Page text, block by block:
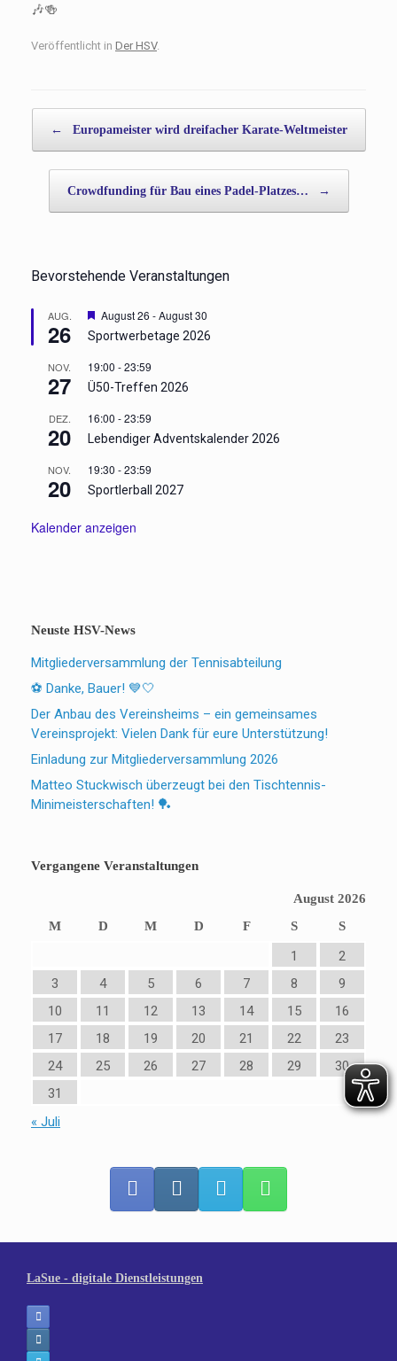
🎶🍻
Veröffentlicht in Der HSV.
←
Europameister wird dreifacher Karate-Weltmeister
Crowdfunding für Bau eines Padel-Platzes… →
Bevorstehende Veranstaltungen
AUG.
26
Hervorgehoben
August 26 -August 30
Sportwerbetage 2026
NOV.
27
19:00 -23:59
Ü50-Treffen 2026
DEZ.
20
16:00 -23:59
Lebendiger Adventskalender 2026
NOV.
20
19:30 -23:59
Sportlerball 2027
Kalender anzeigen
Neuste HSV-News
Mitgliederversammlung der Tennisabteilung
⚽ Danke, Bauer! 💙🤍
Der Anbau des Vereinsheims – ein gemeinsames
Vereinsprojekt: Vielen Dank für eure Unterstützung!
Einladung zur Mitgliederversammlung 2026
Matteo Stuckwisch überzeugt bei den Tischtennis-
Minimeisterschaften! 🏓
Vergangene Veranstaltungen
August 2026
M
D M D F S S
1
2
3
4 5 6 7 8
9
10
11 12 13 14 15
16
17
18 19 20 21 22
23
24
25 26 27 28 29
30
31
« Juli
LaSue - digitale Dienstleistungen